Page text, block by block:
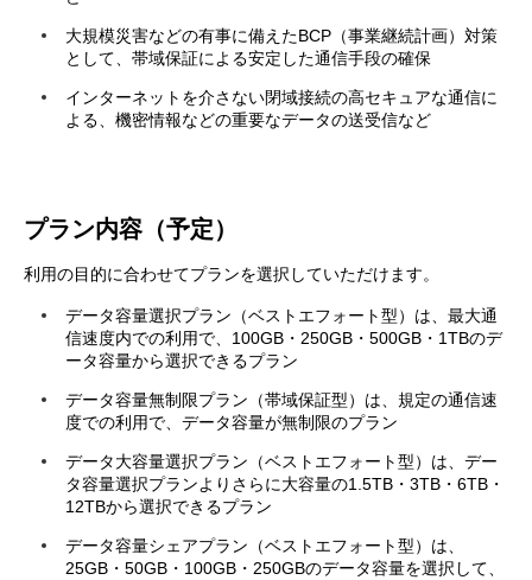
大規模災害などの有事に備えたBCP（事業継続計画）対策
として、帯域保証による安定した通信手段の確保
インターネットを介さない閉域接続の高セキュアな通信に
よる、機密情報などの重要なデータの送受信など
プラン内容（予定）
利用の目的に合わせてプランを選択していただけます。
データ容量選択プラン（ベストエフォート型）は、最大通
信速度内での利用で、100GB・250GB・500GB・1TBのデ
ータ容量から選択できるプラン
データ容量無制限プラン（帯域保証型）は、規定の通信速
度での利用で、データ容量が無制限のプラン
データ大容量選択プラン（ベストエフォート型）は、デー
タ容量選択プランよりさらに大容量の1.5TB・3TB・6TB・
12TBから選択できるプラン
データ容量シェアプラン（ベストエフォート型）は、
25GB・50GB・100GB・250GBのデータ容量を選択して、